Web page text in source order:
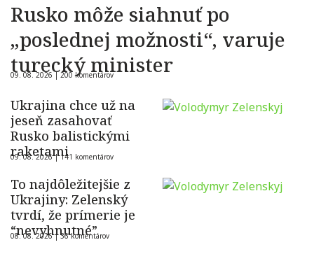
Rusko môže siahnuť po
„poslednej možnosti“, varuje
turecký minister
09. 08. 2026 |200 komentárov
Ukrajina chce už na
jeseň zasahovať
Rusko balistickými
raketami
09. 08. 2026 |141 komentárov
To najdôležitejšie z
Ukrajiny: Zelenský
tvrdí, že prímerie je
“nevyhnutné”
08. 08. 2026 |36 komentárov